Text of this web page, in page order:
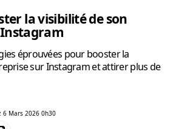
la visibilité de son
éprouvées pour booster la
sur Instagram et attirer plus de
6 Mars 2026 0h30